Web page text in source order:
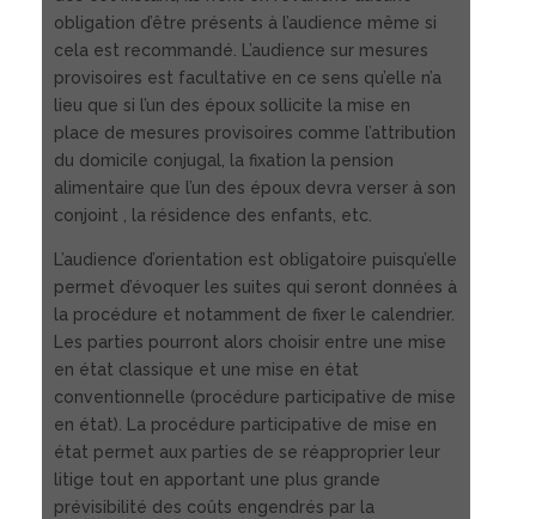
obligation d’être présents à l’audience même si
cela est recommandé. L’audience sur mesures
provisoires est facultative en ce sens qu’elle n’a
lieu que si l’un des époux sollicite la mise en
place de mesures provisoires comme l’attribution
du domicile conjugal, la fixation la pension
alimentaire que l’un des époux devra verser à son
conjoint , la résidence des enfants, etc.
L’audience d’orientation est obligatoire puisqu’elle
permet d’évoquer les suites qui seront données à
la procédure et notamment de fixer le calendrier.
Les parties pourront alors choisir entre une mise
en état classique et une mise en état
conventionnelle (procédure participative de mise
en état). La procédure participative de mise en
état permet aux parties de se réapproprier leur
litige tout en apportant une plus grande
prévisibilité des coûts engendrés par la